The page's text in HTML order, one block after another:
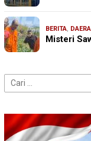
BERITA,
Misteri
Cari
untuk: